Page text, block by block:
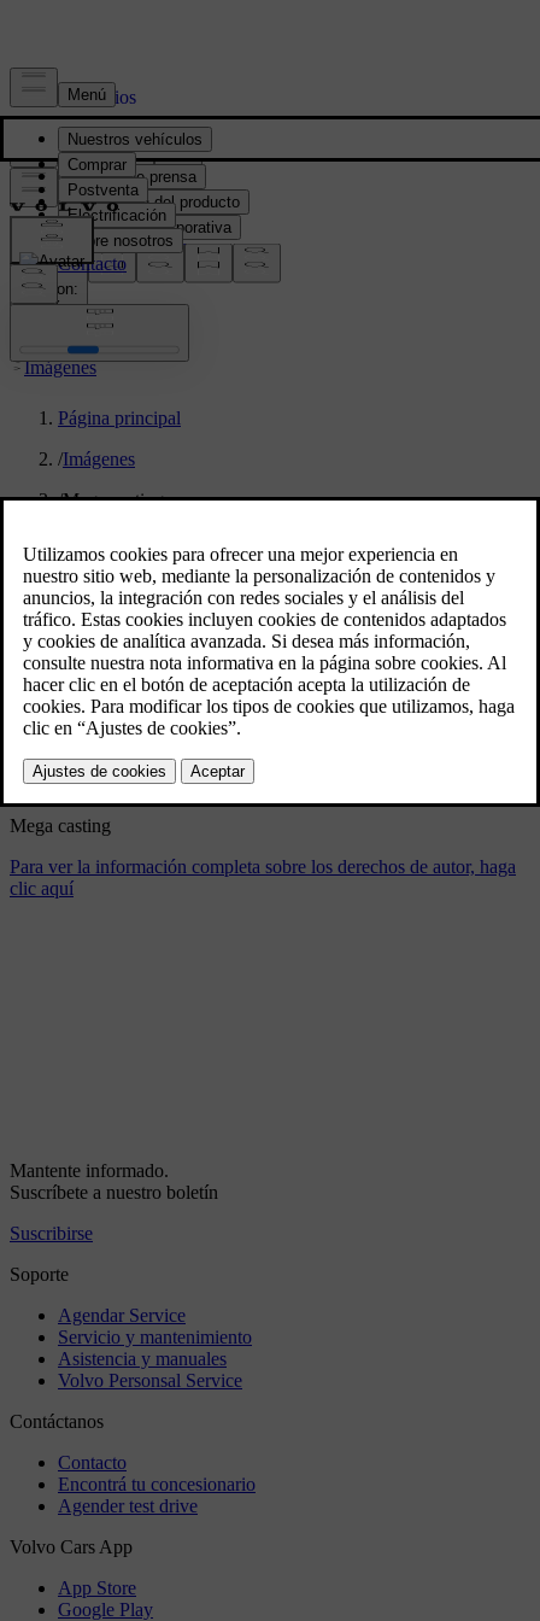
Prensa y Medios
Material de prensa
Información del producto
Información corporativa
Contacto de medios
location:
PY
Imágenes
Página principal
/Imágenes
/Mega casting
Mega casting
4/23/2024
Marcador
Compartir
Descargar
Mega casting
Para ver la información completa sobre los derechos de autor, haga
clic aquí